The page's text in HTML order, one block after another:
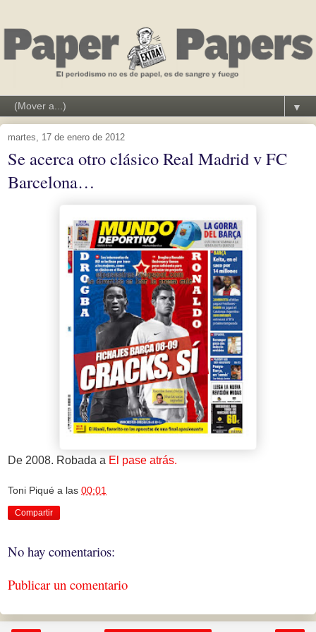
▼
martes, 17 de enero de 2012
Se acerca otro clásico Real Madrid v FC
Barcelona…
De 2008. Robada a El pase atrás.
Toni Piqué a las 00:01
Compartir
No hay comentarios:
Publicar un comentario